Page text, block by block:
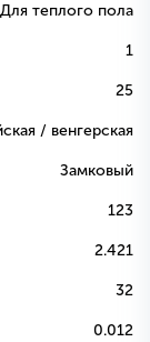
Для теплого пола
1
25
/ венгерская
Замковый
123
2.421
32
0.012